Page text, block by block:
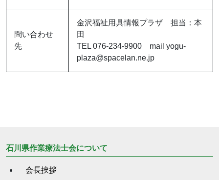
問い合わせ
先
金沢福祉用具情報プラザ 担当：本
田
TEL 076-234-9900 mail yogu-
plaza@spacelan.ne.jp
石川県作業療法士会について
会長挨拶